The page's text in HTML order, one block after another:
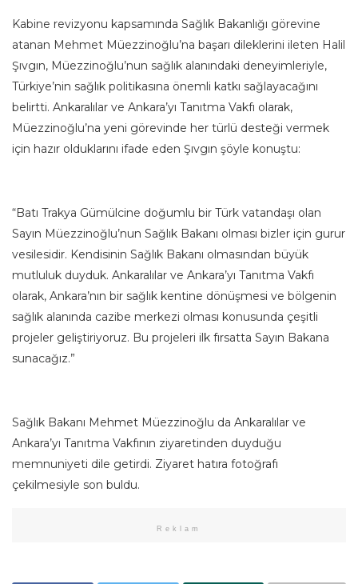
Kabine revizyonu kapsamında Sağlık Bakanlığı görevine
atanan Mehmet Müezzinoğlu’na başarı dileklerini ileten Halil
Şıvgın, Müezzinoğlu’nun sağlık alanındaki deneyimleriyle,
Türkiye’nin sağlık politikasına önemli katkı sağlayacağını
belirtti. Ankaralılar ve Ankara’yı Tanıtma Vakfı olarak,
Müezzinoğlu’na yeni görevinde her türlü desteği vermek
için hazır olduklarını ifade eden Şıvgın şöyle konuştu:
“Batı Trakya Gümülcine doğumlu bir Türk vatandaşı olan
Sayın Müezzinoğlu’nun Sağlık Bakanı olması bizler için gurur
vesilesidir. Kendisinin Sağlık Bakanı olmasından büyük
mutluluk duyduk. Ankaralılar ve Ankara’yı Tanıtma Vakfı
olarak, Ankara’nın bir sağlık kentine dönüşmesi ve bölgenin
sağlık alanında cazibe merkezi olması konusunda çeşitli
projeler geliştiriyoruz. Bu projeleri ilk fırsatta Sayın Bakana
sunacağız.”
Sağlık Bakanı Mehmet Müezzinoğlu da Ankaralılar ve
Ankara’yı Tanıtma Vakfının ziyaretinden duyduğu
memnuniyeti dile getirdi. Ziyaret hatıra fotoğrafı
çekilmesiyle son buldu.
Reklam